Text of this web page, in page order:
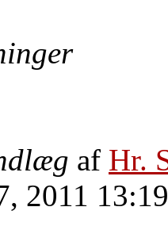
af Hr.
2011